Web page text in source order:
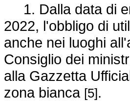
1. Dalla data di
2022, l'obbligo di
anche nei luoghi
Consiglio dei
alla Gazzetta
zona bianca [5].